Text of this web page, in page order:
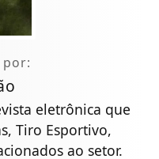
por:
eletrônica que
Tiro Esportivo,
ao setor.